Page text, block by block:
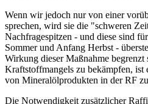
Wenn wir jedoch nur von einer
sprechen, wird sie die "schweren
Nachfragespitzen - und diese sind
Sommer und Anfang Herbst -
Wirkung dieser Maßnahme
Kraftstoffmangels zu bekämpfen,
von Mineralölprodukten in der RF
Die Notwendigkeit zusätzlicher